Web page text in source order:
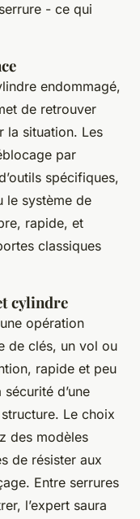
- ce qui
endommagé,
de retrouver
la situation. Les
par
spécifiques,
le système de
rapide, et
classiques
cylindre
opération
de clés, un vol ou
rapide et peu
d’une
Le choix
des modèles
de résister aux
Entre serrures
l’expert saura